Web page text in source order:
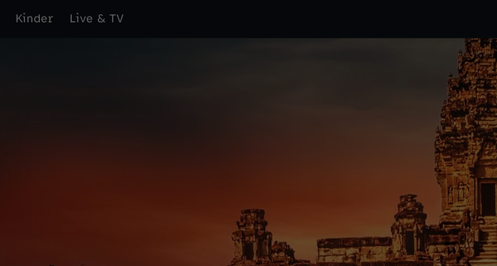
Kinder Live & TV